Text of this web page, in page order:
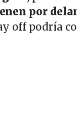
por
off podría